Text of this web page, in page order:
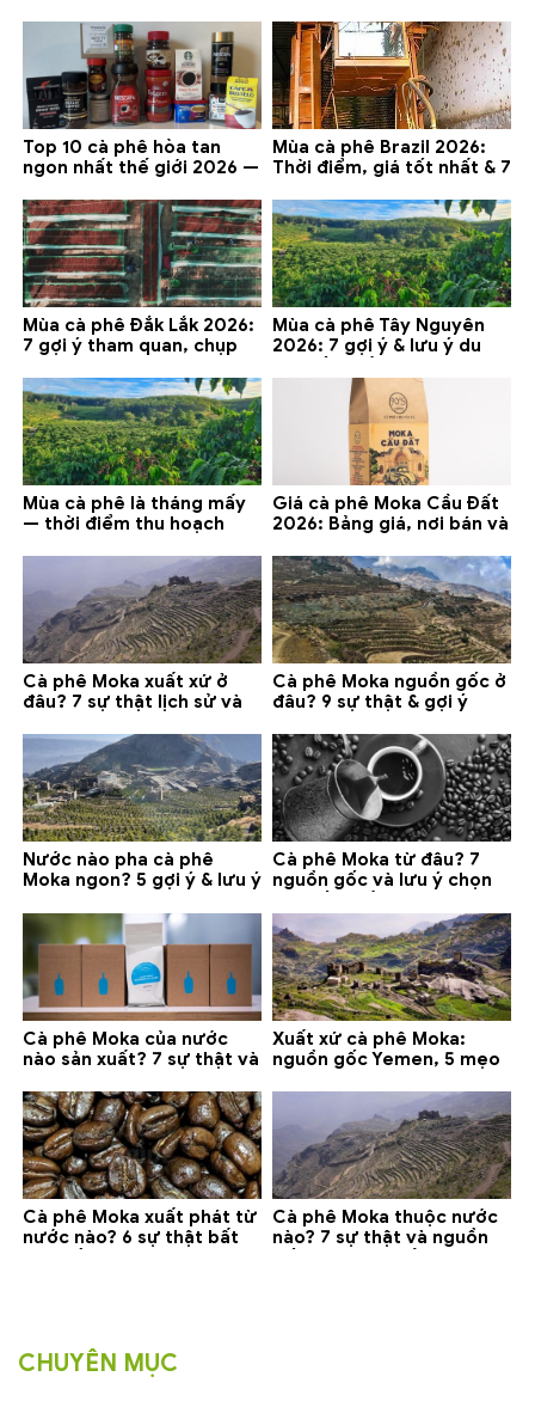
Lạt
Top 10 cà phê hòa tan
ngon nhất thế giới 2026 —
Mùa cà phê Brazil 2026:
Thời điểm, giá tốt nhất & 7
Mùa cà phê Đắk Lắk 2026:
7 gợi ý tham quan, chụp
Mùa cà phê Tây Nguyên
2026: 7 gợi ý & lưu ý du
Mùa cà phê là tháng mấy
— thời điểm thu hoạch
Giá cà phê Moka Cầu Đất
2026: Bảng giá, nơi bán và
Cà phê Moka xuất xứ ở
đâu? 7 sự thật lịch sử và
Cà phê Moka nguồn gốc ở
đâu? 9 sự thật & gợi ý
Nước nào pha cà phê
Moka ngon? 5 gợi ý & lưu ý
Cà phê Moka từ đâu? 7
nguồn gốc và lưu ý chọn
Cà phê Moka của nước
nào sản xuất? 7 sự thật và
Xuất xứ cà phê Moka:
nguồn gốc Yemen, 5 mẹo
Cà phê Moka xuất phát từ
nước nào? 6 sự thật bất
Cà phê Moka thuộc nước
nào? 7 sự thật và nguồn
CHUYÊN MỤC